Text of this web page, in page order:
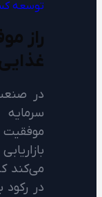
توسعه
راز
در
می‌کند
در رکود